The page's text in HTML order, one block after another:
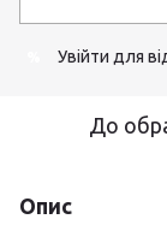
Увійти для
До
Опис